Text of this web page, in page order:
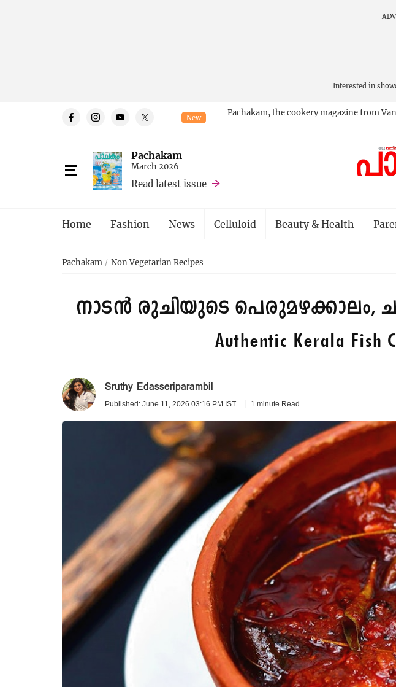
Interested in
New
Pachakam, the cookery magazine from
Pachakam
March 2026
Read latest issue
Home Fashion News Celluloid Beauty & Health
Pachakam Non Vegetarian Recipes
നാടൻ രുചിയുടെ പെരുമഴക്കാലം,
Authentic Kerala Fish
Sruthy Edasseriparambil
Published: June 11, 2026 03:16 PM IST 1 minute Read